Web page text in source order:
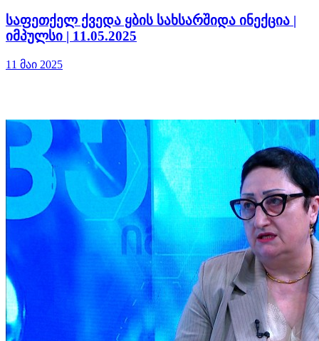
საფეთქელ ქვედა ყბის სახსარშიდა ინექცია |
იმპულსი | 11.05.2025
11 მაი 2025